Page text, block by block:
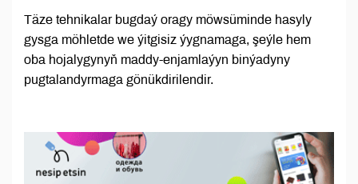
Täze tehnikalar bugdaý oragy möwsüminde hasyly
gysga möhletde we ýitgisiz ýygnamaga, şeýle hem
oba hojalygynyň maddy-enjamlaýyn binýadyny
pugtalandyrmaga gönükdirilendir.